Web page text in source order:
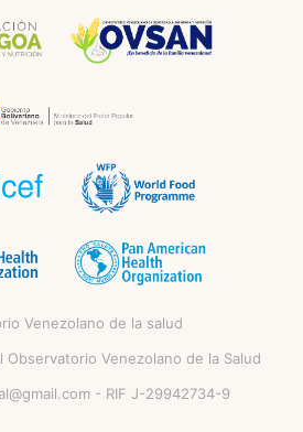
Venezolano de la salud
Observatorio Venezolano de la Salud
- RIF J-29942734-9